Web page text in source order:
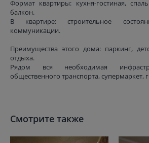
Формат квартиры: кухня-гостиная,
балкон.
В квартире: строительное
коммуникации.
Преимущества этого дома: паркинг,
отдыха.
Рядом вся необходимая
общественного транспорта, супермаркет,
Смотрите также